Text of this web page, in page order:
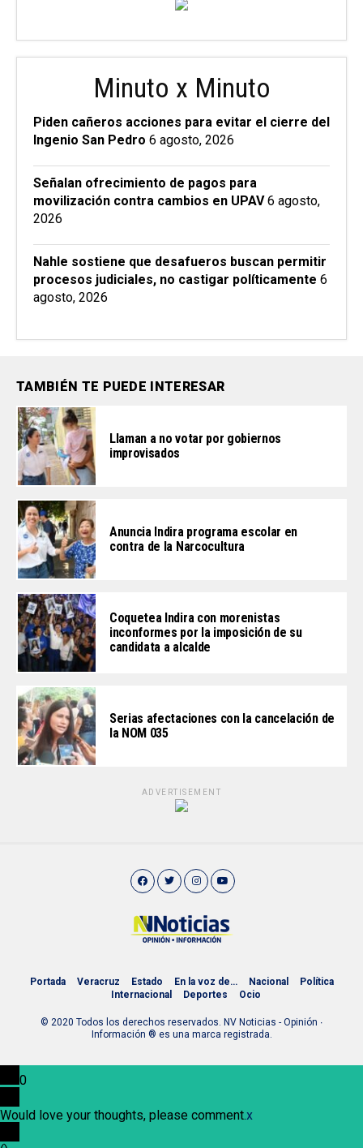
Minuto x Minuto
Piden cañeros acciones para evitar el cierre del
Ingenio San Pedro 6 agosto, 2026
Señalan ofrecimiento de pagos para
movilización contra cambios en UPAV 6 agosto,
2026
Nahle sostiene que desafueros buscan permitir
procesos judiciales, no castigar políticamente 6
agosto, 2026
TAMBIÉN TE PUEDE INTERESAR
Llaman a no votar por gobiernos
improvisados
Anuncia Indira programa escolar en
contra de la Narcocultura
Coquetea Indira con morenistas
inconformes por la imposición de su
candidata a alcalde
Serias afectaciones con la cancelación de
la NOM 035
ADVERTISEMENT
Portada Veracruz Estado En la voz de… Nacional
Política
Internacional
Deportes Ocio
© 2020 Todos los derechos reservados. NV Noticias - Opinión ∙
Información ® es una marca registrada.
0
Would love your thoughts, please comment.x